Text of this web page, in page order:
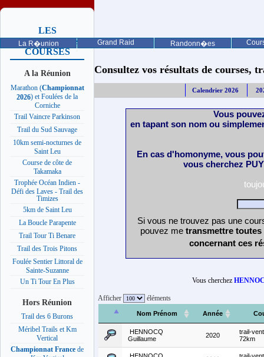
La R�union Grand Raid Randonn�es
LES
PROCHAINES
COURSES
A la Réunion
Marathon (Championnat
2026) et Foulées de la
Corniche
Trail Vaincre Parkinson
Trail du Sud Sauvage
10km semi-nocturnes de
Saint Leu
Course de côte de
Takamaka
Trophée Océan Indien -
Défi des Laves - Trail des
Timizes
5km de Saint Leu
La Boucle Parapente
Trail Tour Ti Benare
Trail des Trois Pitons
Foulée Sentier Littoral de
Sainte-Suzanne
Un Ti Tour En Plus
Hors Réunion
Trail des 6 Burons
Méribel Trails et Km
Vertical
Championnat France de
Consultez vos résultats de courses,
Calendrier 2026
Vous
en tapant son nom ou
En cas d'homonyme, vous
vous cherchez
Si vous ne trouvez pas une
pouvez me transmettre
concernant ces
Vous cherchez
Afficher éléments
Nom Prénom Année
HENNOCQ
Guillaume
2020
trail-
72km